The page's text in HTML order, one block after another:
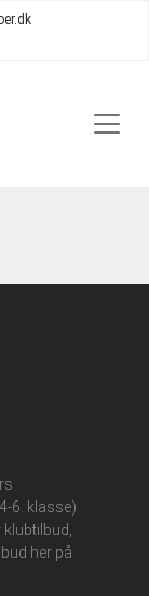
6. klasse)
her på